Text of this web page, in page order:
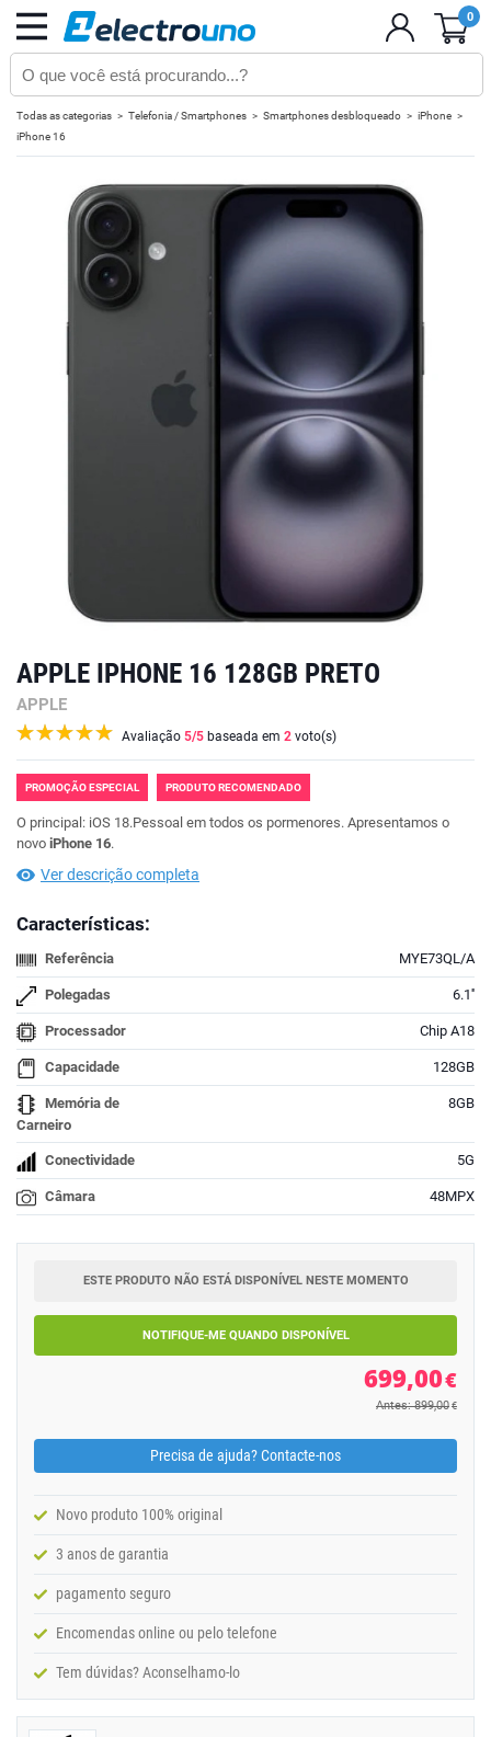
0
Todas as categorias Telefonia / Smartphones Smartphones desbloqueado
iPhone
iPhone 16
APPLE IPHONE 16 128GB PRETO
APPLE
Avaliação 5/5 baseada em 2 voto(s)
PROMOÇÃO ESPECIAL PRODUTO RECOMENDADO
O principal: iOS 18.Pessoal em todos os pormenores. Apresentamos o
novo iPhone 16.
Ver descrição completa
Características:
Referência MYE73QL/A
Polegadas 6.1''
Processador Chip A18
Capacidade 128GB
Memória de
Carneiro
8GB
Conectividade 5G
Câmara 48MPX
ESTE PRODUTO NÃO ESTÁ DISPONÍVEL NESTE MOMENTO
NOTIFIQUE-ME QUANDO DISPONÍVEL
699,00€
Antes: 899,00 €
Precisa de ajuda? Contacte-nos
Novo produto 100% original
3 anos de garantia
pagamento seguro
Encomendas online ou pelo telefone
Tem dúvidas? Aconselhamo-lo